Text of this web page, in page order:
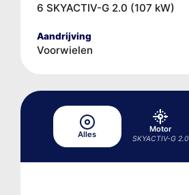
6 SKYACTIV-G 2.0 (107 kW)
Aandrijving
Voorwielen
Alles
Motor
SKYACTIV-G 2.0